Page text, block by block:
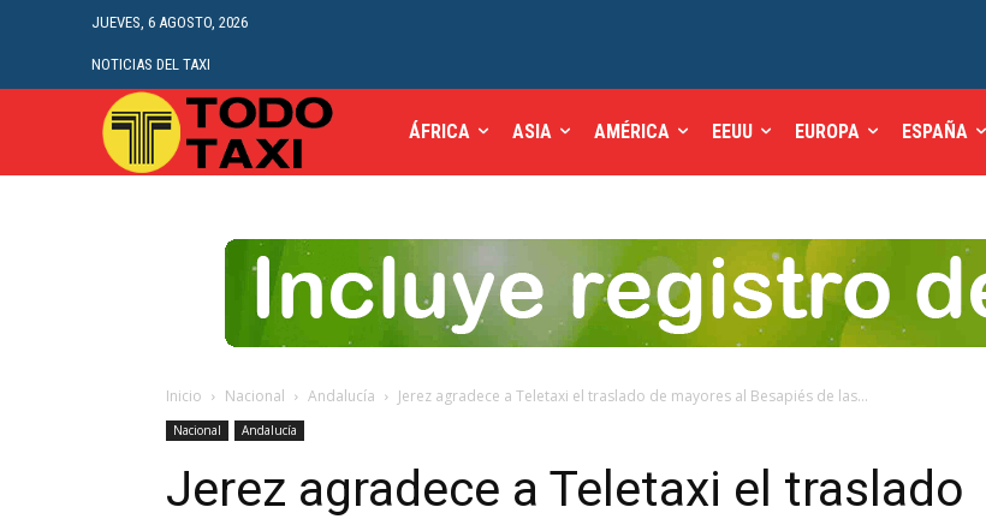
JUEVES, 6 AGOSTO, 2026
NOTICIAS DEL TAXI
ÁFRICA ASIA AMÉRICA EEUU EUROPA ESPAÑA
Inicio Nacional Andalucía Jerez agradece a Teletaxi el traslado de mayores al Besapiés de las...
Nacional Andalucía
Jerez agradece a Teletaxi el traslado